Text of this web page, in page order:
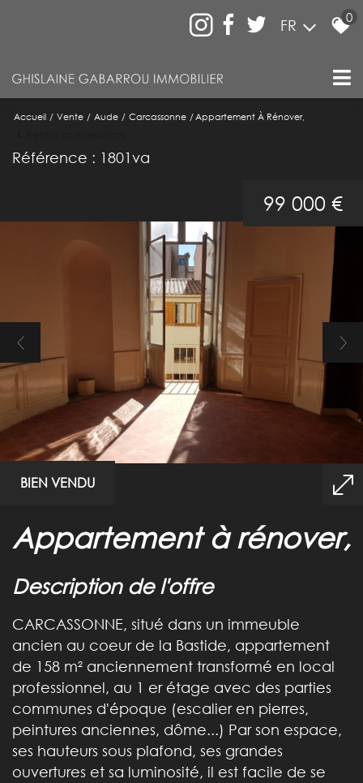
FR 0
Accueil Vente Aude Carcassonne Appartement À Rénover,
Référence : 1801va
BIEN VENDU
99 000 €
appartement à rénover,
description de l'offre
CARCASSONNE, situé dans un immeuble
ancien au coeur de la Bastide, appartement
de 158 m² anciennement transformé en local
professionnel, au 1 er étage avec des parties
communes d'époque (escalier en pierres,
peintures anciennes, dôme...) Par son espace,
ses hauteurs sous plafond, ses grandes
ouvertures et sa luminosité, il est facile de se